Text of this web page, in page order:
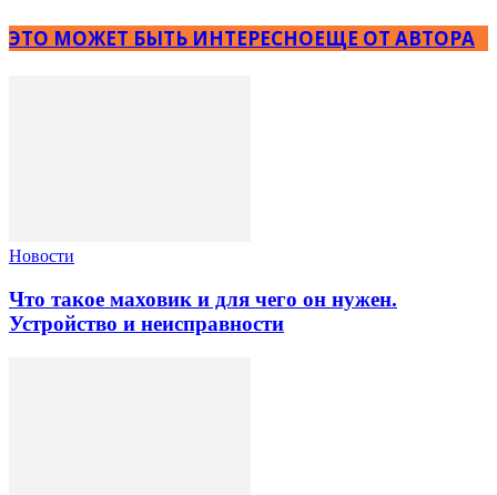
ЭТО МОЖЕТ БЫТЬ ИНТЕРЕСНОЕЩЕ ОТ АВТОРА
Новости
Что такое маховик и для чего он нужен.
Устройство и неисправности